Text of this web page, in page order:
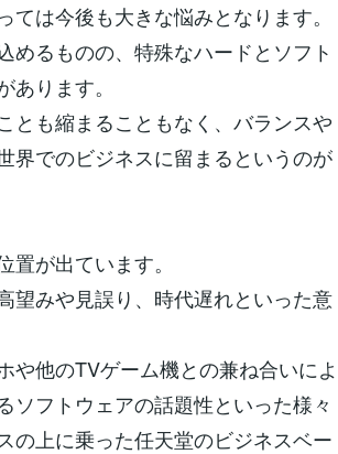
は今後も大きな悩みとなります。
めるものの、特殊なハードとソフト
ります。
とも縮まることもなく、バランスや
界でのビジネスに留まるというのが
が出ています。
望みや見誤り、時代遅れといった意
や他のTVゲーム機との兼ね合いによ
ソフトウェアの話題性といった様々
の上に乗った任天堂のビジネスベー